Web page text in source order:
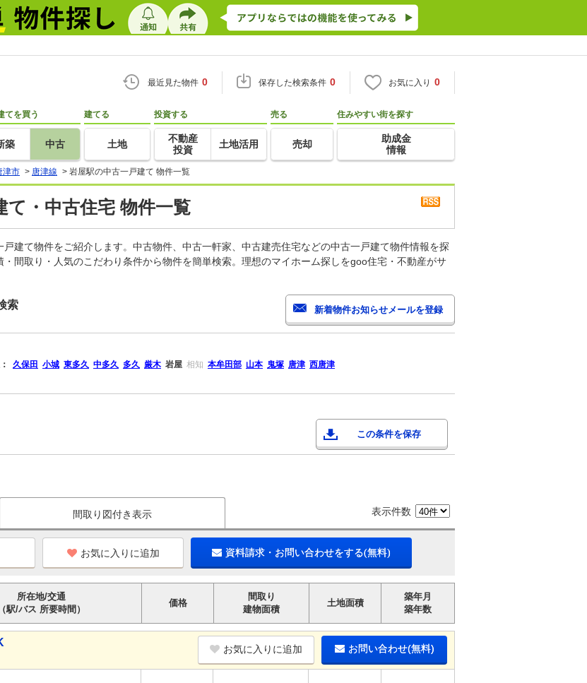
最近見た物件 0 保存した検索条件 0 お気に入り 0
てを買う
築 中古
建てる
土地
投資する
不動産
投資
土地活用
売る
売却
住みやすい街を探す
助成金
情報
津市 > 唐津線 > 岩屋駅の中古一戸建て 物件一覧
て・中古住宅 物件一覧
建て物件をご紹介します。中古物件、中古一軒家、中古建売住宅などの中古一戸建て物件情報を探
間取り・人気のこだわり条件から物件を簡単検索。理想のマイホーム探しをgoo住宅・不動産がサ
索
久保田 小城 東多久 中多久 多久 厳木 岩屋 相知 本牟田部 山本 鬼塚 唐津 西唐津
この条件を保存
間取り図付き表示 表示件数
お気に入りに追加 資料請求・お問い合わせをする(無料)
所在地/交通
（駅/バス 所要時間）
価格
間取り
建物面積
土地面積
築年月
築年数
お気に入りに追加 お問い合わせ(無料)